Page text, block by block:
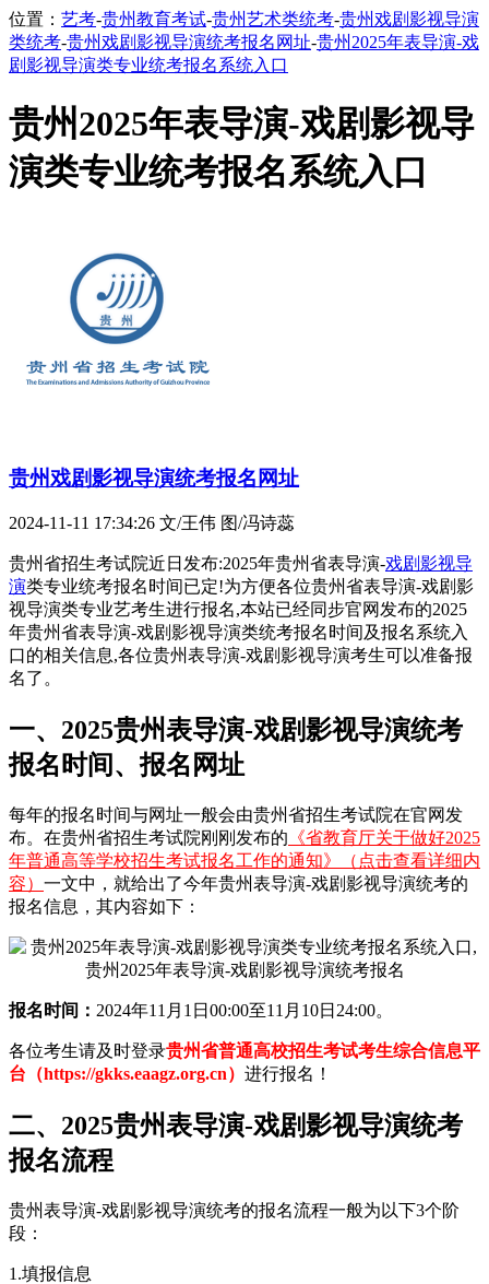
位置： 艺考-贵州教育考试-贵州艺术类统考-贵州戏剧影视导演
类统考-贵州戏剧影视导演统考报名网址-贵州2025年表导演-戏
剧影视导演类专业统考报名系统入口
贵州2025年表导演-戏剧影视导
演类专业统考报名系统入口
贵州戏剧影视导演统考报名网址
2024-11-11 17:34:26 文/王伟 图/冯诗蕊
贵州省招生考试院近日发布:2025年贵州省表导演-戏剧影视导
演类专业统考报名时间已定!为方便各位贵州省表导演-戏剧影
视导演类专业艺考生进行报名,本站已经同步官网发布的2025
年贵州省表导演-戏剧影视导演类统考报名时间及报名系统入
口的相关信息,各位贵州表导演-戏剧影视导演考生可以准备报
名了。
一、2025贵州表导演-戏剧影视导演统考
报名时间、报名网址
每年的报名时间与网址一般会由贵州省招生考试院在官网发
布。在贵州省招生考试院刚刚发布的 《省教育厅关于做好2025
年普通高等学校招生考试报名工作的通知》（点击查看详细内
容） 一文中，就给出了今年贵州表导演-戏剧影视导演统考的
报名信息，其内容如下：
报名时间： 2024年11月1日00:00至11月10日24:00。
各位考生请及时登录贵州省普通高校招生考试考生综合信息平
台（https://gkks.eaagz.org.cn） 进行报名！
二、2025贵州表导演-戏剧影视导演统考
报名流程
贵州表导演-戏剧影视导演统考的报名流程一般为以下3个阶
段：
1.填报信息